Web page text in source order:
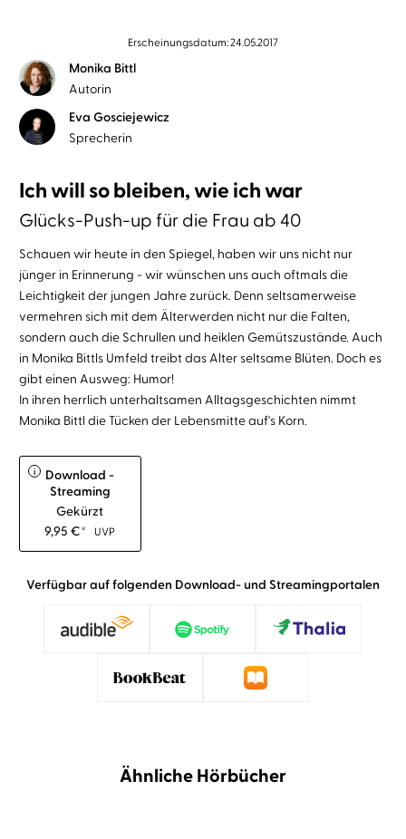
Erscheinungsdatum: 24.05.2017
Monika Bittl
Autorin
Eva Gosciejewicz
Sprecherin
Ich will so bleiben, wie ich war
Glücks-Push-up für die Frau ab 40
Schauen wir heute in den Spiegel, haben wir uns nicht nur
jünger in Erinnerung - wir wünschen uns auch oftmals die
Leichtigkeit der jungen Jahre zurück. Denn seltsamerweise
vermehren sich mit dem Älterwerden nicht nur die Falten,
sondern auch die Schrullen und heiklen Gemütszustände. Auch
in Monika Bittls Umfeld treibt das Alter seltsame Blüten. Doch es
gibt einen Ausweg: Humor!
In ihren herrlich unterhaltsamen Alltagsgeschichten nimmt
Monika Bittl die Tücken der Lebensmitte auf's Korn.
i
Download -
Streaming
Gekürzt
9,95€* UVP
Verfügbar auf folgenden Download- und Streamingportalen
Ähnliche Hörbücher